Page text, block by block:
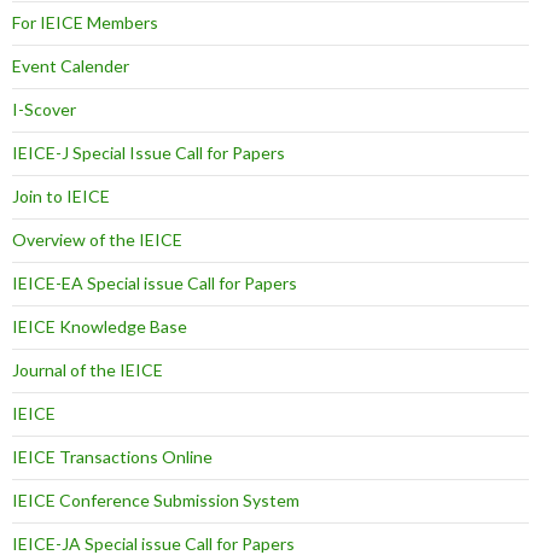
For IEICE Members
Event Calender
I-Scover
IEICE-J Special Issue Call for Papers
Join to IEICE
Overview of the IEICE
IEICE-EA Special issue Call for Papers
IEICE Knowledge Base
Journal of the IEICE
IEICE
IEICE Transactions Online
IEICE Conference Submission System
IEICE-JA Special issue Call for Papers